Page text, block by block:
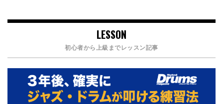
LESSON
初心者から上級までレッスン記事